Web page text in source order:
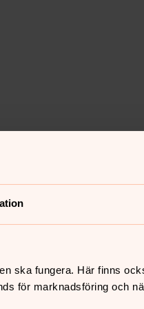
ska fungera. Här finns
för marknadsföring och